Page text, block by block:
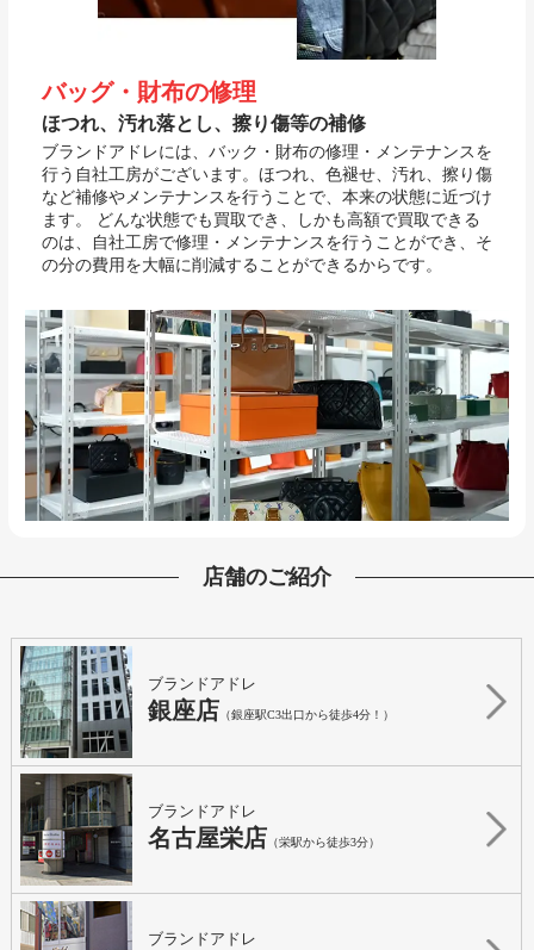
バッグ・財布の修理
ほつれ、汚れ落とし、擦り傷等の補修
ブランドアドレには、バック・財布の修理・メンテナンスを
行う自社工房がございます。ほつれ、色褪せ、汚れ、擦り傷
など補修やメンテナンスを行うことで、本来の状態に近づけ
ます。 どんな状態でも買取でき、しかも高額で買取できる
のは、自社工房で修理・メンテナンスを行うことができ、そ
の分の費用を大幅に削減することができるからです。
店舗のご紹介
ブランドアドレ
銀座店 （銀座駅C3出口から徒歩4分！）
ブランドアドレ
名古屋栄店 （栄駅から徒歩3分）
ブランドアドレ